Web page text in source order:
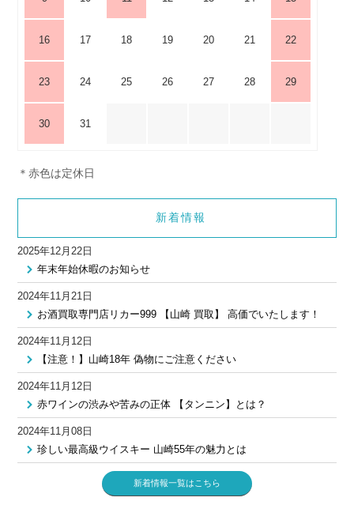
16 17 18 19 20 21 22
23 24 25 26 27 28 29
30 31
＊赤色は定休日
新着情報
2025年12月22日
年末年始休暇のお知らせ
2024年11月21日
お酒買取専門店リカー999 【山崎 買取】 高価でいたします！
2024年11月12日
【注意！】山崎18年 偽物にご注意ください
2024年11月12日
赤ワインの渋みや苦みの正体 【タンニン】とは？
2024年11月08日
珍しい最高級ウイスキー 山崎55年の魅力とは
新着情報一覧はこちら